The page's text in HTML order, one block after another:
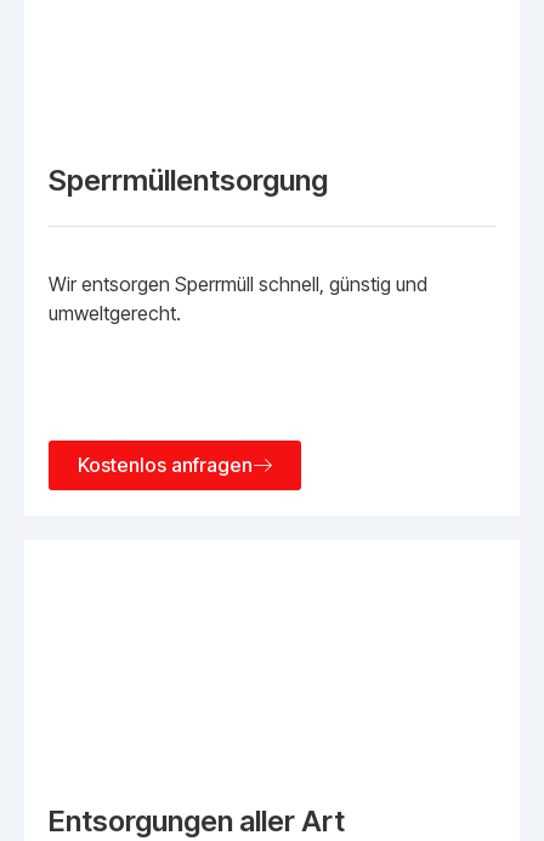
Sperrmüllentsorgung
Wir entsorgen Sperrmüll schnell, günstig und
umweltgerecht.
Kostenlos anfragen
Entsorgungen aller Art